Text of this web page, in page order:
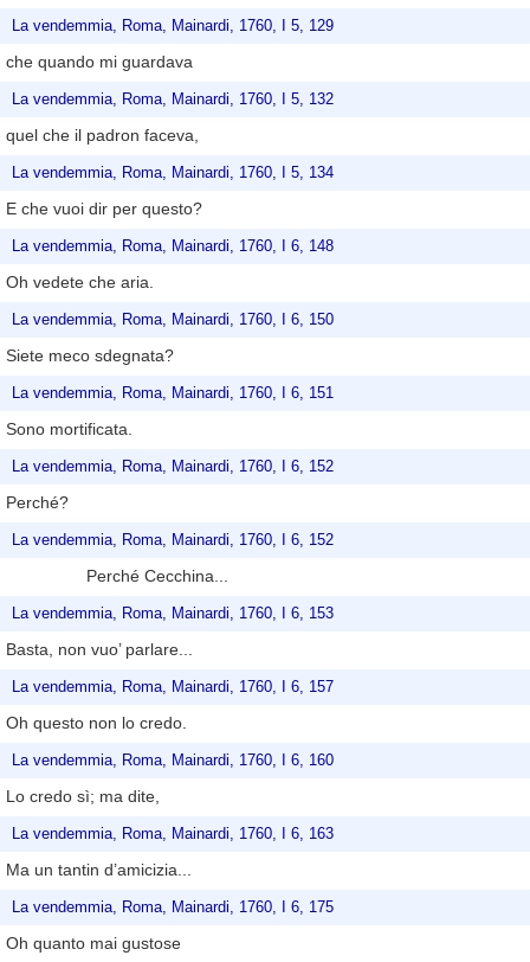
La vendemmia, Roma, Mainardi, 1760, I 5, 129
che quando mi guardava
La vendemmia, Roma, Mainardi, 1760, I 5, 132
quel che il padron faceva,
La vendemmia, Roma, Mainardi, 1760, I 5, 134
E che vuoi dir per questo?
La vendemmia, Roma, Mainardi, 1760, I 6, 148
Oh vedete che aria.
La vendemmia, Roma, Mainardi, 1760, I 6, 150
Siete meco sdegnata?
La vendemmia, Roma, Mainardi, 1760, I 6, 151
Sono mortificata.
La vendemmia, Roma, Mainardi, 1760, I 6, 152
Perché?
La vendemmia, Roma, Mainardi, 1760, I 6, 152
Perché Cecchina...
La vendemmia, Roma, Mainardi, 1760, I 6, 153
Basta, non vuo’ parlare...
La vendemmia, Roma, Mainardi, 1760, I 6, 157
Oh questo non lo credo.
La vendemmia, Roma, Mainardi, 1760, I 6, 160
Lo credo sì; ma dite,
La vendemmia, Roma, Mainardi, 1760, I 6, 163
Ma un tantin d’amicizia...
La vendemmia, Roma, Mainardi, 1760, I 6, 175
Oh quanto mai gustose